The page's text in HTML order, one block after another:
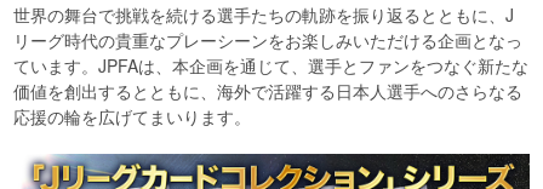
世界の舞台で挑戦を続ける選手たちの軌跡を振り返るとともに、J
リーグ時代の貴重なプレーシーンをお楽しみいただける企画となっ
ています。JPFAは、本企画を通じて、選手とファンをつなぐ新たな
価値を創出するとともに、海外で活躍する日本人選手へのさらなる
応援の輪を広げてまいります。